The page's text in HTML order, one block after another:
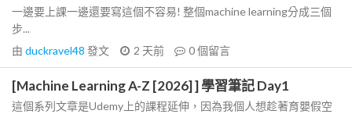
一邊要上課一邊還要寫這個不容易! 整個machine learning分成三個
步...
由 duckravel48 發文 2 天前 0個留言
[Machine Learning A-Z [2026] ] 學習筆記 Day1
這個系列文章是Udemy上的課程延伸，因為我個人想趁著育嬰假空